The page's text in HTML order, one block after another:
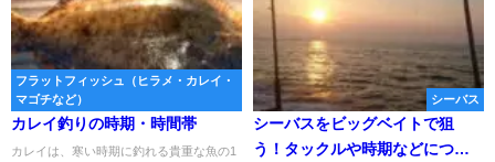
フラットフィッシュ（ヒラメ・カレイ・
マゴチなど）
カレイ釣りの時期・時間帯
カレイは、寒い時期に釣れる貴重な魚の1
シーバス
シーバスをビッグベイトで狙
う！タックルや時期などについ